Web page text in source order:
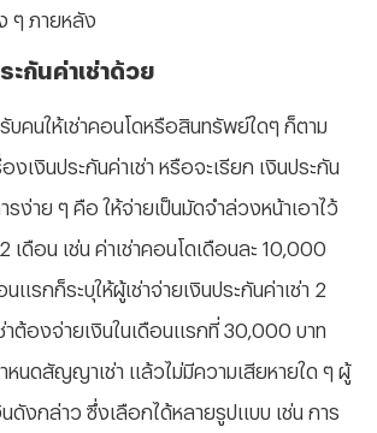
ๆ ภายหลัง
ะกันค่าเช่าด้วย
บคนให้เช่าคอนโดหรือสินทรัพย์ใดๆ ก็ตาม
งเงินประกันค่าเช่า หรือจะเรียก เงินประกัน
ง่าย ๆ คือ ให้จ่ายเป็นมัดจำล่วงหน้าเอาไว้
เดือน เช่น ค่าเช่าคอนโดเดือนละ 10,000
นแรกก็ระบุให้ผู้เช่าจ่ายเงินประกันค่าเช่า 2
าต้องจ่ายเงินในเดือนแรกที่ 30,000 บาท
นดสัญญาเช่า แล้วไม่มีความเสียหายใด ๆ ผู้
นดังกล่าว ซึ่งเลือกได้หลายรูปแบบ เช่น การ